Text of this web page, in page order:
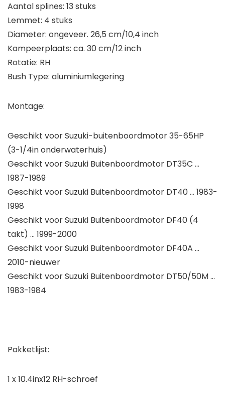
Aantal splines: 13 stuks
Lemmet: 4 stuks
Diameter: ongeveer. 26,5 cm/10,4 inch
Kampeerplaats: ca. 30 cm/12 inch
Rotatie: RH
Bush Type: aluminiumlegering
Montage:
Geschikt voor Suzuki-buitenboordmotor 35-65HP
(3-1/4in onderwaterhuis)
Geschikt voor Suzuki Buitenboordmotor DT35C …
1987-1989
Geschikt voor Suzuki Buitenboordmotor DT40 … 1983-
1998
Geschikt voor Suzuki Buitenboordmotor DF40 (4
takt) … 1999-2000
Geschikt voor Suzuki Buitenboordmotor DF40A …
2010-nieuwer
Geschikt voor Suzuki Buitenboordmotor DT50/50M …
1983-1984
Pakketlijst:
1 x 10.4inx12 RH-schroef